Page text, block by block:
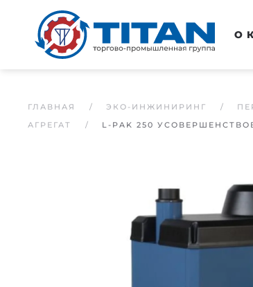
Перейти к основному содержанию О
ГЛАВНАЯ ЭКО-ИНЖИНИРИНГ
АГРЕГАТ
L-PAK 250